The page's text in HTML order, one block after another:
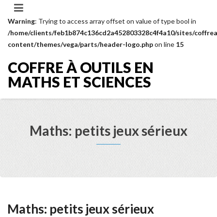
Warning: Trying to access array offset on value of type bool in
/home/clients/feb1b874c136cd2a452803328c4f4a10/sites/
content/themes/vega/parts/header-logo.phpon line 15
COFFRE À OUTILS EN
MATHS ET SCIENCES
Maths: petits jeux sérieux
Maths: petits jeux sérieux